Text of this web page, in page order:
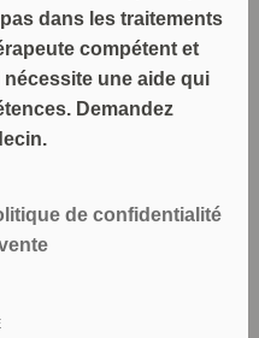
dans les traitements
compétent et
une aide qui
Demandez
de confidentialité